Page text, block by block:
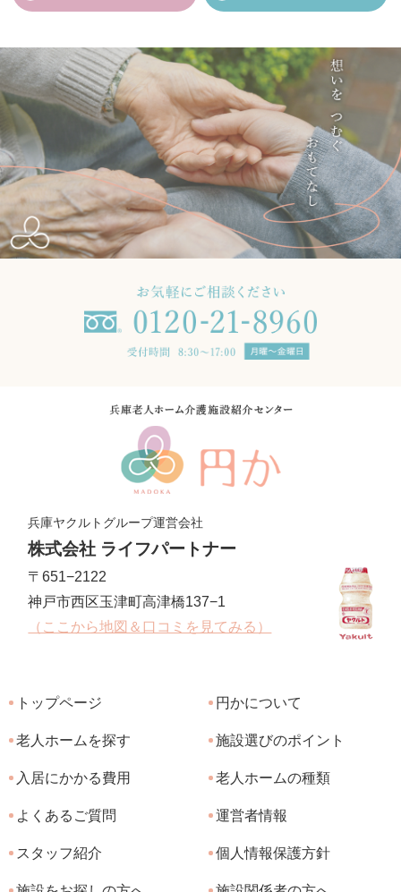
兵庫ヤクルトグループ運営会社
株式会社 ライフパートナー
〒651−2122
神戸市西区玉津町高津橋137−1
（ここから地図＆口コミを見てみる）
トップページ 円かについて
老人ホームを探す 施設選びのポイント
入居にかかる費用 老人ホームの種類
よくあるご質問 運営者情報
スタッフ紹介 個人情報保護方針